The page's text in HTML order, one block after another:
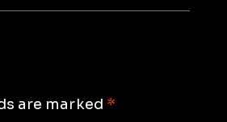
are marked *